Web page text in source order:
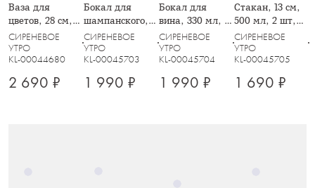
Ваза для
цветов, 28 см,
стекло, Grand
СИРЕНЕВОЕ
УТРО
KL-00044680
2 690 ₽
Бокал для
шампанского,
250 мл, 2 шт,
стекло,
сиреневый,
Romance
СИРЕНЕВОЕ
УТРО
KL-00045703
1 990 ₽
Бокал для
вина, 330 мл, 2
шт, стекло,
сиреневый,
Romance
СИРЕНЕВОЕ
УТРО
KL-00045704
1 990 ₽
Стакан, 13 см,
500 мл, 2 шт,
стекло,
сиреневый,
Romance
СИРЕНЕВОЕ
УТРО
KL-00045705
1 690 ₽